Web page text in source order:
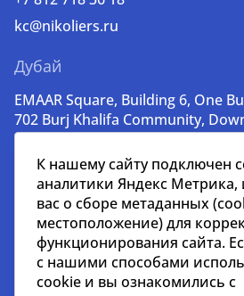
kc@nikoliers.ru
Дубай
EMAAR Square, Building 6, One
702 Burj Khalifa Community,
lead@nikoliers-global.com
© nikoliers.ru 1994 - 2026
Все права защищены
Информация, представленная на
К нашему сайту подключен
аналитики Яндекс
вас о сборе метаданных
местоположение) для
функционирования сайта.
с нашими способами
cookie и вы ознакомились с